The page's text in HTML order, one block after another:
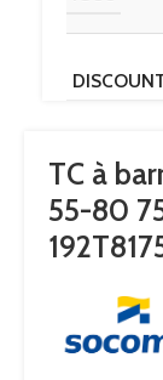
PAYS
CALIBRE
TC à
55-80